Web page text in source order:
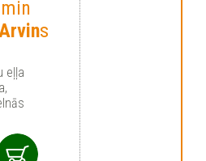
s
eļļa